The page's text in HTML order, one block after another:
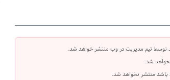
توسط تیم مدیریت در وب منتشر خواهد شد.
شد.
باشد منتشر نخواهد شد.